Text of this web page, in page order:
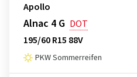
Apollo
Alnac 4 G DOT
195/60 R15 88V
PKW Sommerreifen